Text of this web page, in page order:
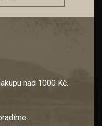
nad 1000 Kč.